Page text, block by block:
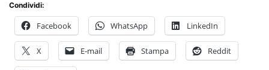
Condividi:
Facebook WhatsApp LinkedIn
X E-mail Stampa Reddit